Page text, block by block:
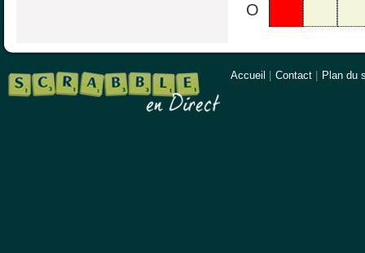
O
Accueil Contact Plan du